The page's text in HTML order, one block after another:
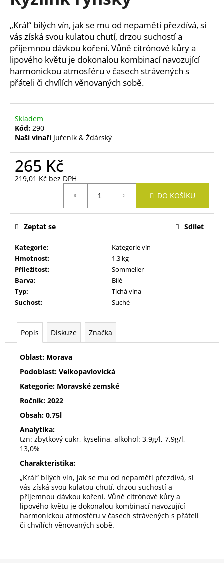
5
hvězdiček.
„Král“ bílých vín, jak se mu od nepaměti přezdívá, si
vás získá svou kulatou chutí, drzou suchostí a
příjemnou dávkou koření. Vůně citrónové kůry a
lipového květu je dokonalou kombinací navozující
harmonickou atmosféru v časech strávených s
přáteli či chvílích věnovaných sobě.
Skladem
Kód: 290
Naši vinaři Juřeník & Žďárský
265 Kč
219,01 Kč bez DPH
DO KOŠÍKU
Kategorie:
Kategorie vín
Hmotnost:
1.3 kg
Příležitost:
Sommelier
Barva:
Bílé
Typ:
Tichá vína
Suchost: Suché
Zeptat se Sdílet
Popis Diskuze Značka
Oblast: Morava
Podoblast: Velkopavlovická
Kategorie: Moravské zemské
Ročník: 2022
Obsah: 0,75l
Analytika:
tzn: zbytkový cukr, kyselina, alkohol: 3,9g/l, 7,9g/l,
13,0%
Charakteristika:
„Král“ bílých vín, jak se mu od nepaměti přezdívá, si
vás získá svou kulatou chutí, drzou suchostí a
příjemnou dávkou koření. Vůně citrónové kůry a
lipového květu je dokonalou kombinací navozující
harmonickou atmosféru v časech strávených s přáteli
či chvílích věnovaných sobě.
j
í
t
?
D
o
p
u
e
m
e
351